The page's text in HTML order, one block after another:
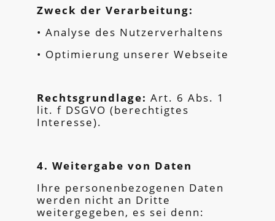
Zweck der Verarbeitung:
• Analyse des Nutzerverhaltens
• Optimierung unserer Webseite
Rechtsgrundlage: Art. 6 Abs. 1
lit. f DSGVO (berechtigtes
Interesse).
4. Weitergabe von Daten
Ihre personenbezogenen Daten
werden nicht an Dritte
weitergegeben, es sei denn: